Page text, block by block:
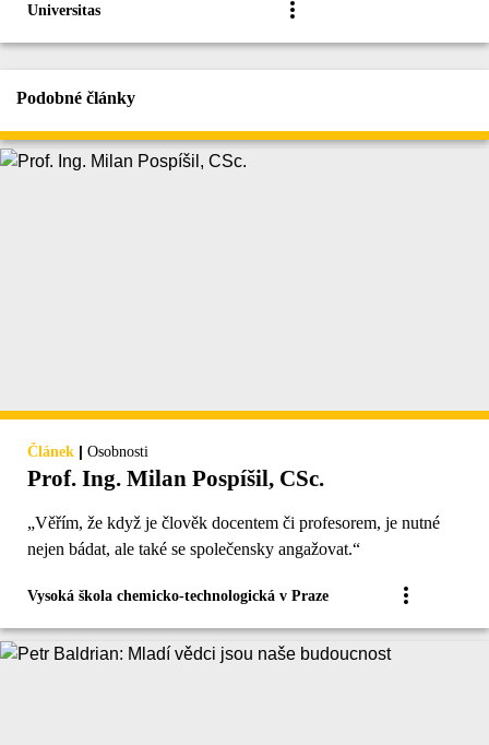
Universitas
Podobné články
Článek | Osobnosti
Prof. Ing. Milan Pospíšil, CSc.
„Věřím, že když je člověk docentem či profesorem, je nutné
nejen bádat, ale také se společensky angažovat.“
Vysoká škola chemicko-technologická v Praze